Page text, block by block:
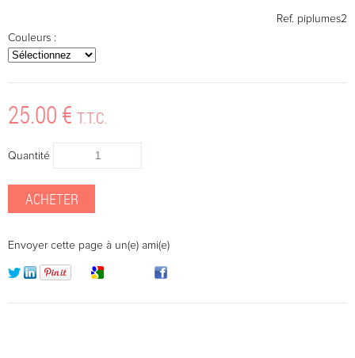
Ref. piplumes2
Couleurs :
25.00 € T.T.C.
Quantité
Envoyer cette page à un(e) ami(e)